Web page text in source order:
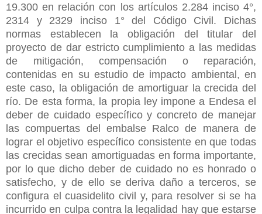
19.300 en relación con los artículos 2.284 inciso 4°,
2314 y 2329 inciso 1° del Código Civil. Dichas
normas establecen la obligación del titular del
proyecto de dar estricto cumplimiento a las medidas
de mitigación, compensación o reparación,
contenidas en su estudio de impacto ambiental, en
este caso, la obligación de amortiguar la crecida del
río. De esta forma, la propia ley impone a Endesa el
deber de cuidado específico y concreto de manejar
las compuertas del embalse Ralco de manera de
lograr el objetivo específico consistente en que todas
las crecidas sean amortiguadas en forma importante,
por lo que dicho deber de cuidado no es honrado o
satisfecho, y de ello se deriva daño a terceros, se
configura el cuasidelito civil y, para resolver si se ha
incurrido en culpa contra la legalidad hay que estarse